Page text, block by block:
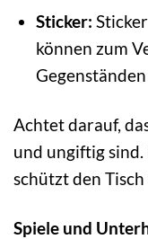
Sticker:
können zum
Achtet darauf,
und ungiftig sind.
schützt den
Spiele und